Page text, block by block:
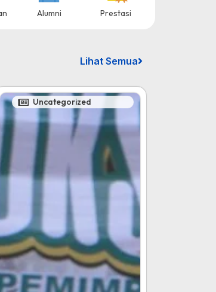
Alumni Prestasi
Lihat Semua
Uncategorized